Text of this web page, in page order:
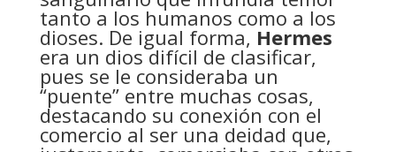
tanto a los humanos como a los
dioses. De igual forma, Hermes
era un dios difícil de clasificar,
pues se le consideraba un
“puente” entre muchas cosas,
destacando su conexión con el
comercio al ser una deidad que,